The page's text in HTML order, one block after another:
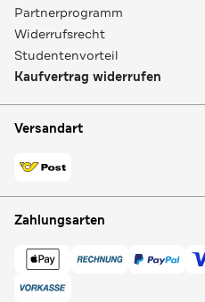
Partnerprogramm
Widerrufsrecht
Studentenvorteil
Kaufvertrag widerrufen
Versandart
Zahlungsarten